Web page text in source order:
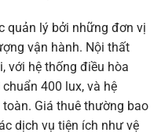
quản lý bởi những đơn vị
vận hành. Nội thất
với hệ thống điều hòa
400 lux, và hệ
Giá thuê thường bao
dịch vụ tiện ích như vệ